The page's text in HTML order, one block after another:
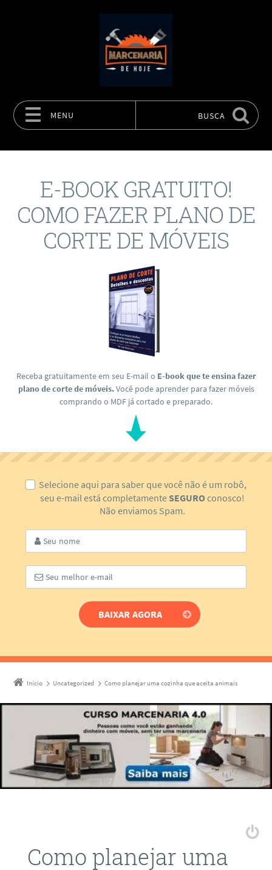
MENU BUSCA
E-BOOK GRATUITO!
COMO FAZER PLANO DE
CORTE DE MÓVEIS
Receba gratuitamente em seu E-mail o E-book que te ensina fazer
plano de corte de móveis.Você pode aprender para fazer móveis
comprando o MDF já cortado e preparado.
Selecione aqui para saber que você não é um robô,
seu e-mail está completamenteSEGUROconosco!
Não enviamos Spam.
Início Uncategorized Como planejar uma cozinha que aceita animais
Como planejar uma